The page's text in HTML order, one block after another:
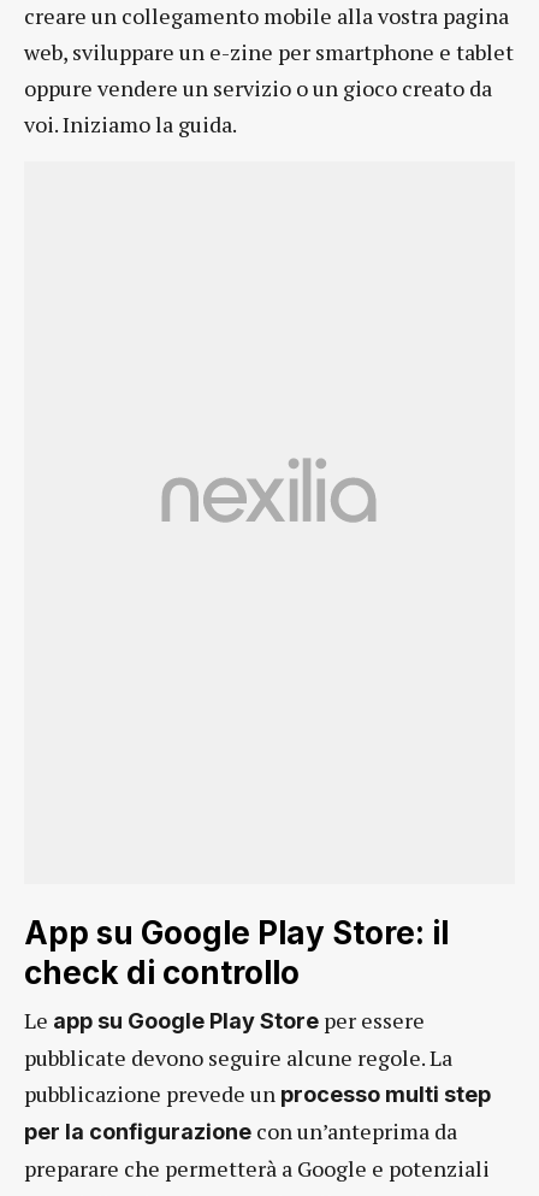
creare un collegamento mobile alla vostra pagina
web, sviluppare un e-zine per smartphone e tablet
oppure vendere un servizio o un gioco creato da
voi. Iniziamo la guida.
App su Google Play Store: il
check di controllo
Le app su Google Play Store per essere
pubblicate devono seguire alcune regole. La
pubblicazione prevede un processo multi step
per la configurazione con un’anteprima da
preparare che permetterà a Google e potenziali